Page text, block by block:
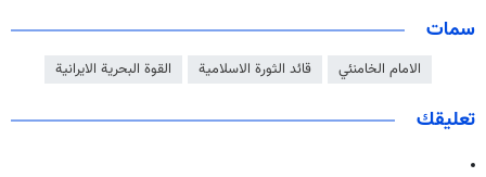
سمات
الامام الخامنئي قائد الثورة الاسلامية القوة البحرية الايرانية
تعليقك